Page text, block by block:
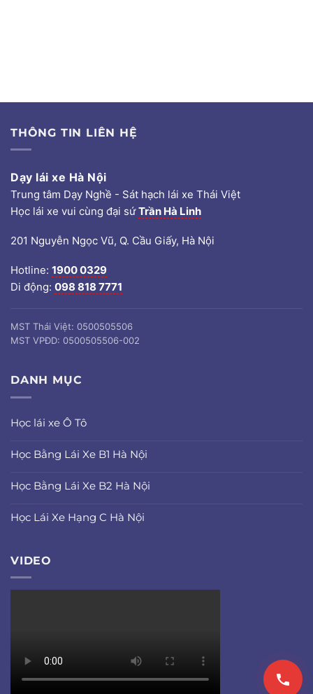
THÔNG TIN LIÊN HỆ
Dạy lái xe Hà Nội
Trung tâm Dạy Nghề - Sát hạch lái xe Thái Việt
Học lái xe vui cùng đại sứTrần Hà Linh
201 Nguyễn Ngọc Vũ, Q. Cầu Giấy, Hà Nội
Hotline: 1900 0329
Di động: 098 818 7771
MST Thái Việt: 0500505506
MST VPĐD: 0500505506-002
DANH MỤC
Học lái xe Ô Tô
Học Bằng Lái Xe B1 Hà Nội
Học Bằng Lái Xe B2 Hà Nội
Học Lái Xe Hạng C Hà Nội
VIDEO